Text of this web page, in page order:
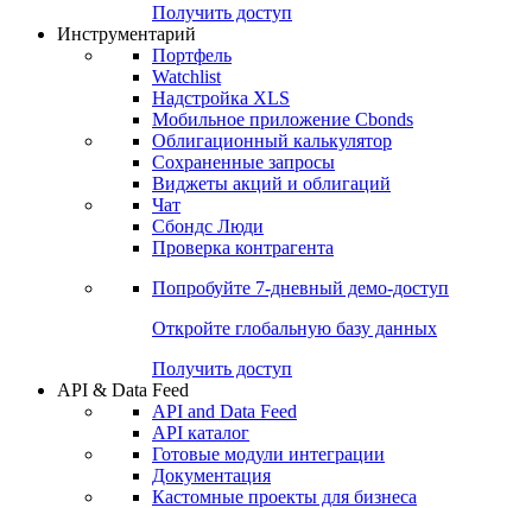
Получить доступ
Инструментарий
Портфель
Watchlist
Надстройка XLS
Мобильное приложение Cbonds
Облигационный калькулятор
Сохраненные запросы
Виджеты акций и облигаций
Чат
Сбондс Люди
Проверка контрагента
Попробуйте 7-дневный демо-доступ
Откройте глобальную базу данных
Получить доступ
API & Data Feed
API and Data Feed
API каталог
Готовые модули интеграции
Документация
Кастомные проекты для бизнеса